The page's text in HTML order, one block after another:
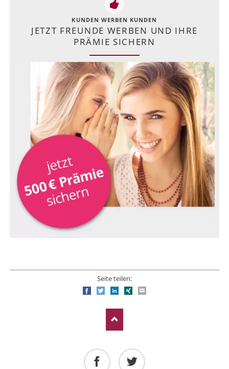
KUNDEN WERBEN KUNDEN
JETZT FREUNDE WERBEN UND IHRE
PRÄMIE SICHERN
Seite teilen:
FacebookTwitterLinkedIn
Xing